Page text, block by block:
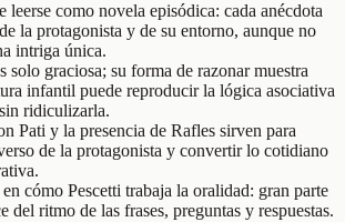
leerse como novela episódica: cada anécdota
la protagonista y de su entorno, aunque no
intriga única.
solo graciosa; su forma de razonar muestra
infantil puede reproducir la lógica asociativa
ridiculizarla.
Pati y la presencia de Rafles sirven para
de la protagonista y convertir lo cotidiano
cómo Pescetti trabaja la oralidad: gran parte
del ritmo de las frases, preguntas y respuestas.